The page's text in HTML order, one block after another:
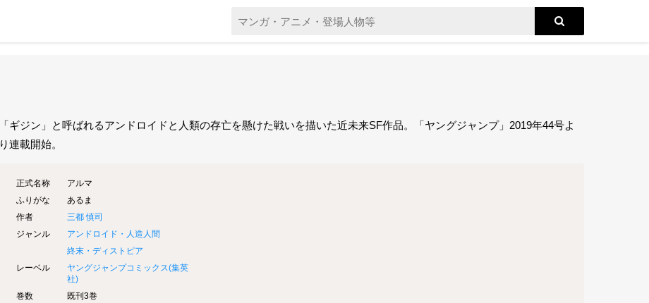
「ギジン」と呼ばれるアンドロイドと人類の存亡を懸けた戦いを描いた近未来SF作品。「ヤングジャンプ」2019年44号よ
り連載開始。
正式名称
アルマ
ふりがな
あるま
作者
三都 慎司
ジャンル
アンドロイド・人造人間
終末・ディストピア
レーベル
ヤングジャンプコミックス(集英
社)
巻数
既刊3巻